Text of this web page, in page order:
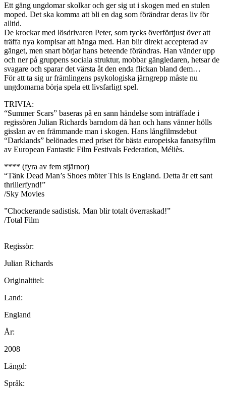
Ett gäng ungdomar skolkar och ger sig ut i skogen med en stulen
moped. Det ska komma att bli en dag som förändrar deras liv för
alltid.
De krockar med lösdrivaren Peter, som tycks överförtjust över att
träffa nya kompisar att hänga med. Han blir direkt accepterad av
gänget, men snart börjar hans beteende förändras. Han vänder upp
och ner på gruppens sociala struktur, mobbar gängledaren, hetsar de
svagare och sparar det värsta åt den enda flickan bland dem…
För att ta sig ur främlingens psykologiska järngrepp måste nu
ungdomarna börja spela ett livsfarligt spel.
TRIVIA:
“Summer Scars” baseras på en sann händelse som inträffade i
regissören Julian Richards barndom då han och hans vänner hölls
gisslan av en främmande man i skogen. Hans långfilmsdebut
“Darklands” belönades med priset för bästa europeiska fanatsyfilm
av European Fantastic Film Festivals Federation, Méliès.
**** (fyra av fem stjärnor)
“Tänk Dead Man’s Shoes möter This Is England. Detta är ett sant
thrillerfynd!”
/Sky Movies
”Chockerande sadistisk. Man blir totalt överraskad!”
/Total Film
Regissör:
Julian Richards
Originaltitel:
Land:
England
År:
2008
Längd:
Språk: